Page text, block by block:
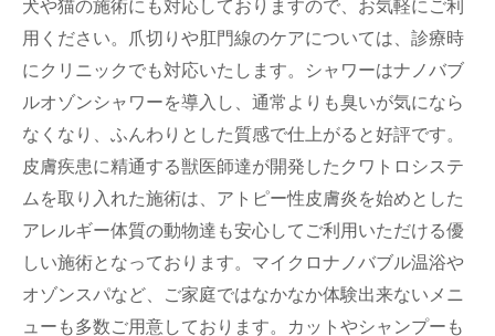
犬や猫の施術にも対応しておりますので、お気軽にご利
用ください。爪切りや肛門線のケアについては、診療時
にクリニックでも対応いたします。シャワーはナノバブ
ルオゾンシャワーを導入し、通常よりも臭いが気になら
なくなり、ふんわりとした質感で仕上がると好評です。
皮膚疾患に精通する獣医師達が開発したクワトロシステ
ムを取り入れた施術は、アトピー性皮膚炎を始めとした
アレルギー体質の動物達も安心してご利用いただける優
しい施術となっております。マイクロナノバブル温浴や
オゾンスパなど、ご家庭ではなかなか体験出来ないメニ
ューも多数ご用意しております。カットやシャンプーも